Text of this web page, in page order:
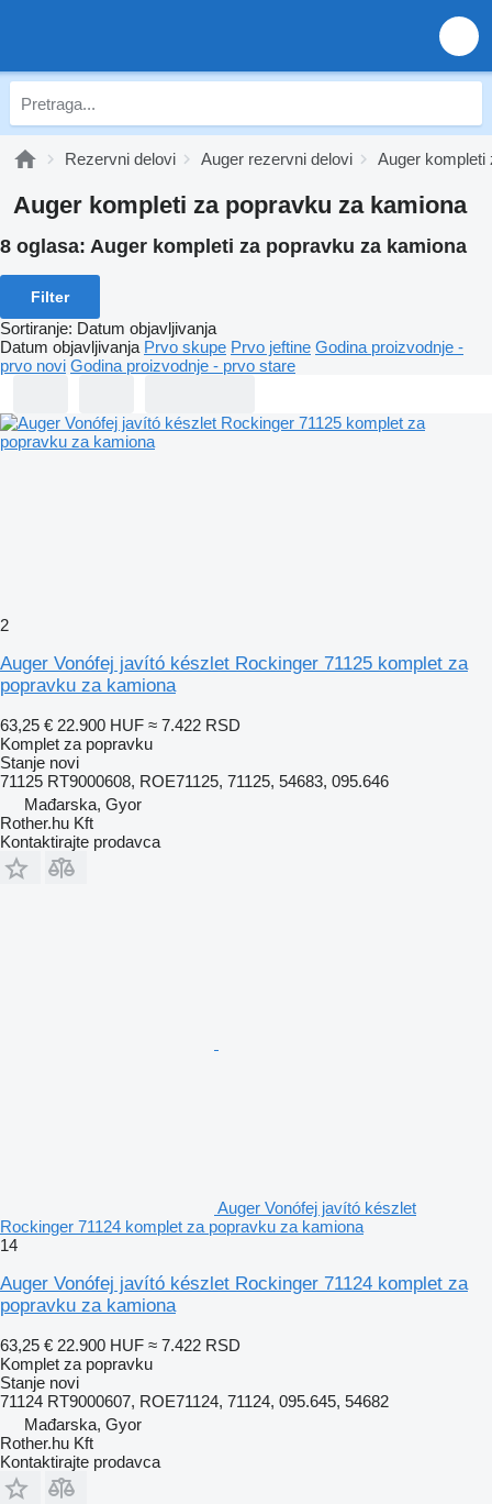
Rezervni delovi Auger rezervni delovi Auger kompleti
Auger kompleti za popravku za kamiona
8 oglasa: Auger kompleti za popravku za kamiona
Filter
Sortiranje: Datum objavljivanja
Datum objavljivanja Prvo skupe Prvo jeftine Godina proizvodnje -
prvo novi Godina proizvodnje - prvo stare
2
Auger Vonófej javító készlet Rockinger 71125 komplet za
popravku za kamiona
63,25 € 22.900 HUF ≈ 7.422 RSD
Komplet za popravku
Stanje novi
71125 RT9000608, ROE71125, 71125, 54683, 095.646
Mađarska, Gyor
Rother.hu Kft
Kontaktirajte prodavca
Auger Vonófej javító készlet
Rockinger 71124 komplet za popravku za kamiona
14
Auger Vonófej javító készlet Rockinger 71124 komplet za
popravku za kamiona
63,25 € 22.900 HUF ≈ 7.422 RSD
Komplet za popravku
Stanje novi
71124 RT9000607, ROE71124, 71124, 095.645, 54682
Mađarska, Gyor
Rother.hu Kft
Kontaktirajte prodavca